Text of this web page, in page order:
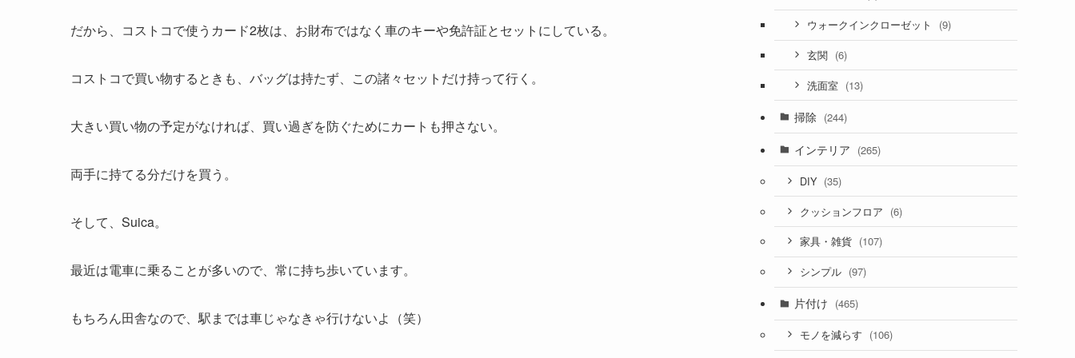
だから、コストコで使うカード2枚は、お財布ではなく車のキーや免許証とセットにしている。
コストコで買い物するときも、バッグは持たず、この諸々セットだけ持って行く。
大きい買い物の予定がなければ、買い過ぎを防ぐためにカートも押さない。
両手に持てる分だけを買う。
そして、Suica。
最近は電車に乗ることが多いので、常に持ち歩いています。
もちろん田舎なので、駅までは車じゃなきゃ行けないよ（笑）
ウォークインクローゼット (9)
玄関 (6)
洗面室 (13)
掃除 (244)
インテリア (265)
DIY (35)
クッションフロア (6)
家具・雑貨 (107)
シンプル (97)
片付け (465)
モノを減らす (106)